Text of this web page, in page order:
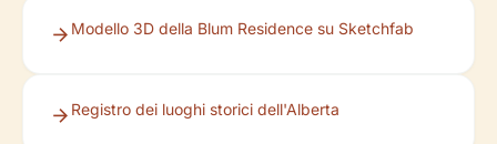
Modello 3D della Blum Residence su Sketchfab
Registro dei luoghi storici dell'Alberta